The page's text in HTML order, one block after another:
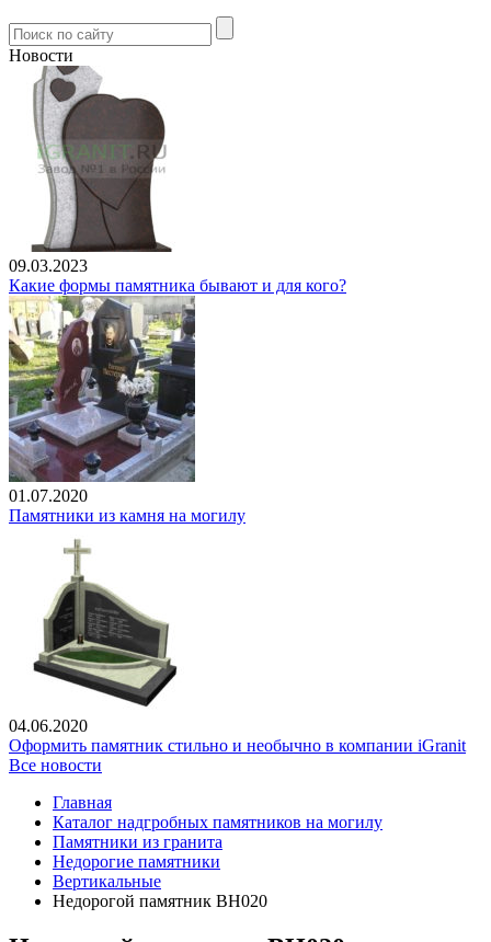
Новости
09.03.2023
Какие формы памятника бывают и для кого?
01.07.2020
Памятники из камня на могилу
04.06.2020
Оформить памятник стильно и необычно в компании iGranit
Все новости
Главная
Каталог надгробных памятников на могилу
Памятники из гранита
Недорогие памятники
Вертикальные
Недорогой памятник ВН020